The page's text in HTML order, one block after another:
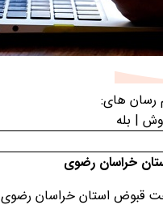
رسان های:
| بله
خراسان رضوی
قبوض استان خراسان رضوی